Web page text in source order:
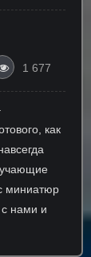
1 677
как
миниатюр
с нами и